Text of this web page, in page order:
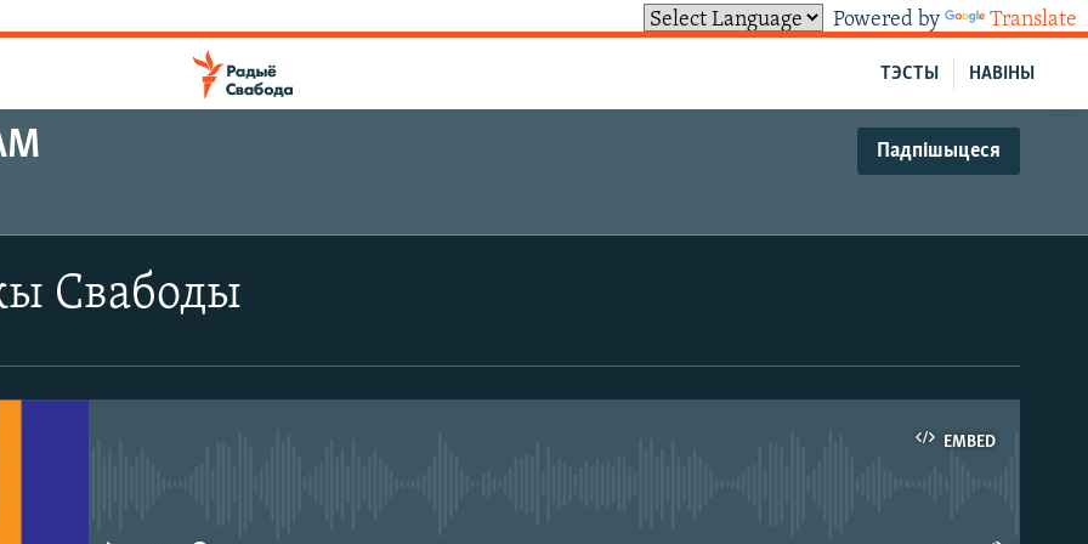
Powered by Translate
НАВІНЫ
ТЭСТЫ
Падпішыцеся
SoundCloud
CastBox
Свабоды
EMBED